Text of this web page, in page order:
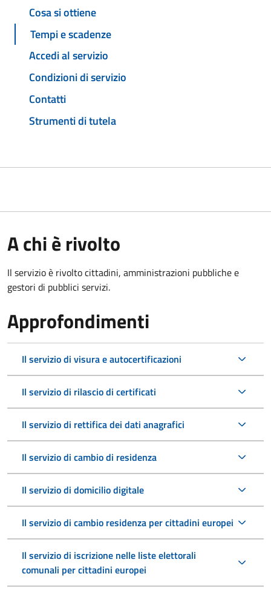
Cosa si ottiene
Tempi e scadenze
Accedi al servizio
Condizioni di servizio
Contatti
Strumenti di tutela
A chi è rivolto
Il servizio è rivolto cittadini, amministrazioni pubbliche e
gestori di pubblici servizi.
Approfondimenti
Il servizio di visura e autocertificazioni
Il servizio di rilascio di certificati
Il servizio di rettifica dei dati anagrafici
Il servizio di cambio di residenza
Il servizio di domicilio digitale
Il servizio di cambio residenza per cittadini europei
Il servizio di iscrizione nelle liste elettorali
comunali per cittadini europei